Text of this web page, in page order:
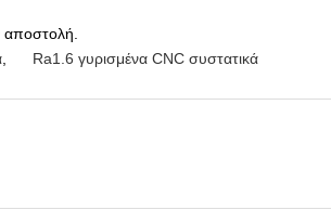
Ra1.6 γυρισμένα CNC συστατικά